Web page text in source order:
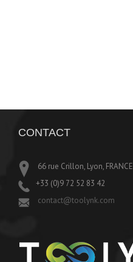
CONTACT
66 rue Crillon, Lyon, FRANCE
+33 (0)9 72 52 83 42
contact@toolynk.com